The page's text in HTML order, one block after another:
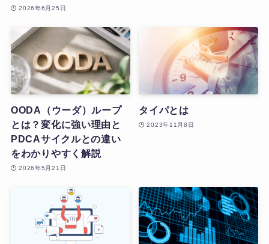
2026年6月25日
OODA（ウーダ）ループ
とは？変化に強い理由と
PDCAサイクルとの違い
をわかりやすく解説
2026年5月21日
タイパとは
2023年11月8日